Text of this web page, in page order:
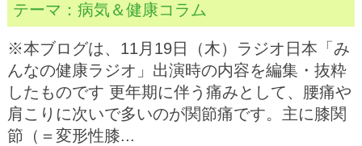
テーマ： 病気＆健康コラム
※本ブログは、11月19日（木）ラジオ日本「み
んなの健康ラジオ」出演時の内容を編集・抜粋
したものです 更年期に伴う痛みとして、腰痛や
肩こりに次いで多いのが関節痛です。主に膝関
節（＝変形性膝...